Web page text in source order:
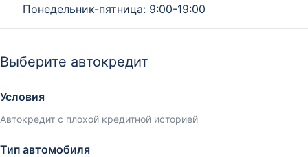
Понедельник-пятница: 9:00-19:00
Выберите автокредит
Условия
Автокредит с плохой кредитной историей
Тип автомобиля